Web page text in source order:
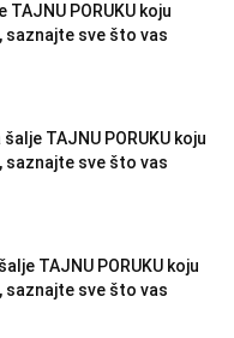
TAJNU PORUKU koju
saznajte sve što vas
TAJNU PORUKU koju
saznajte sve što vas
TAJNU PORUKU koju
saznajte sve što vas